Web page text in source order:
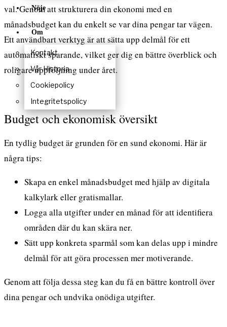
Nöje
Om
Kontakt
Vår Historia
Cookiepolicy
Integritetspolicy
val. Genom att strukturera din ekonomi med en
månadsbudget kan du enkelt se var dina pengar tar vägen.
Ett användbart verktyg är att sätta upp delmål för ett
automatiskt sparande, vilket ger dig en bättre överblick och
roligare uppföljning under året.
Budget och ekonomisk översikt
En tydlig budget är grunden för en sund ekonomi. Här är
några tips:
Skapa en enkel månadsbudget med hjälp av digitala
kalkylark eller gratismallar.
Logga alla utgifter under en månad för att identifiera
områden där du kan skära ner.
Sätt upp konkreta sparmål som kan delas upp i mindre
delmål för att göra processen mer motiverande.
Genom att följa dessa steg kan du få en bättre kontroll över
dina pengar och undvika onödiga utgifter.